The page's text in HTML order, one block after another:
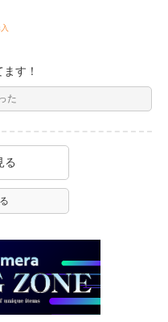
す！
た
る